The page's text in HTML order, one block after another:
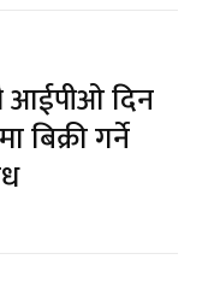
आईपीओ दिन
बिक्री गर्ने